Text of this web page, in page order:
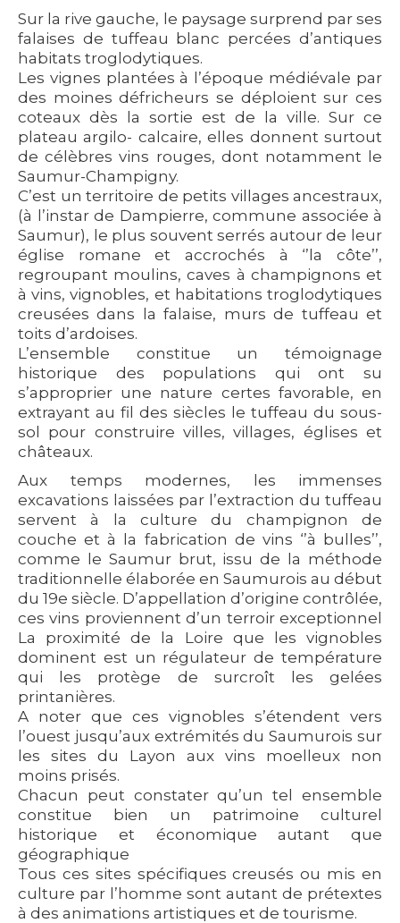
Sur la rive gauche, le paysage surprend par ses
falaises de tuffeau blanc percées d’antiques
habitats troglodytiques.
Les vignes plantées à l’époque médiévale par
des moines défricheurs se déploient sur ces
coteaux dès la sortie est de la ville. Sur ce
plateau argilo- calcaire, elles donnent surtout
de célèbres vins rouges, dont notamment le
Saumur-Champigny.
C’est un territoire de petits villages ancestraux,
(à l’instar de Dampierre, commune associée à
Saumur), le plus souvent serrés autour de leur
église romane et accrochés à ‘’la côte’’,
regroupant moulins, caves à champignons et
à vins, vignobles, et habitations troglodytiques
creusées dans la falaise, murs de tuffeau et
toits d’ardoises.
L’ensemble constitue un témoignage
historique des populations qui ont su
s’approprier une nature certes favorable, en
extrayant au fil des siècles le tuffeau du sous-
sol pour construire villes, villages, églises et
châteaux.
Aux temps modernes, les immenses
excavations laissées par l’extraction du tuffeau
servent à la culture du champignon de
couche et à la fabrication de vins ‘’à bulles’’,
comme le Saumur brut, issu de la méthode
traditionnelle élaborée en Saumurois au début
du 19e siècle. D’appellation d’origine contrôlée,
ces vins proviennent d’un terroir exceptionnel
La proximité de la Loire que les vignobles
dominent est un régulateur de température
qui les protège de surcroît les gelées
printanières.
A noter que ces vignobles s’étendent vers
l’ouest jusqu’aux extrémités du Saumurois sur
les sites du Layon aux vins moelleux non
moins prisés.
Chacun peut constater qu’un tel ensemble
constitue bien un patrimoine culturel
historique et économique autant que
géographique
Tous ces sites spécifiques creusés ou mis en
culture par l’homme sont autant de prétextes
à des animations artistiques et de tourisme.